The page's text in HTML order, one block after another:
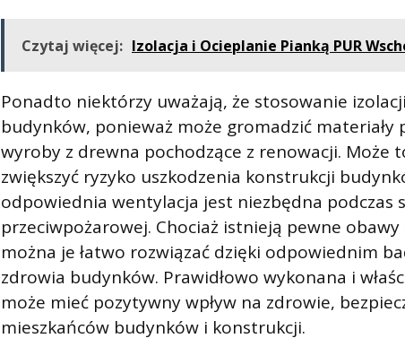
Czytaj więcej: Izolacja i Ocieplanie Pianką PUR
Ponadto niektórzy uważają, że stosowanie
budynków, ponieważ może gromadzić
wyroby z drewna pochodzące z renowacji. Może
zwiększyć ryzyko uszkodzenia konstrukcji
odpowiednia wentylacja jest niezbędna podczas
przeciwpożarowej. Chociaż istnieją pewne
można je łatwo rozwiązać dzięki odpowiednim
zdrowia budynków. Prawidłowo wykonana i
może mieć pozytywny wpływ na zdrowie,
mieszkańców budynków i konstrukcji.